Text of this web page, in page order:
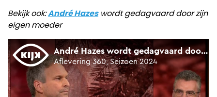
Bekijk ook:André Hazeswordt gedagvaard door zijn
eigen moeder